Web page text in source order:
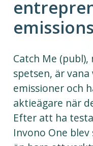
Catch Me (publ),
spetsen, är
emissioner och
aktieägare när
Efter att ha
Invono One